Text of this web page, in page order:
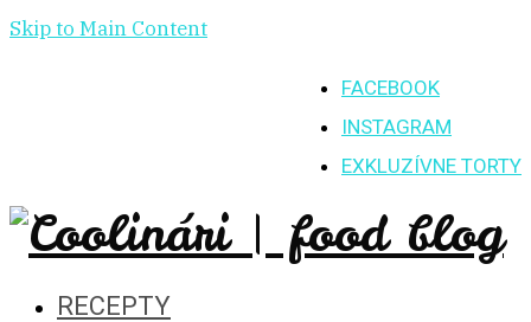
Skip to Main Content
FACEBOOK
INSTAGRAM
EXKLUZÍVNE TORTY
RECEPTY